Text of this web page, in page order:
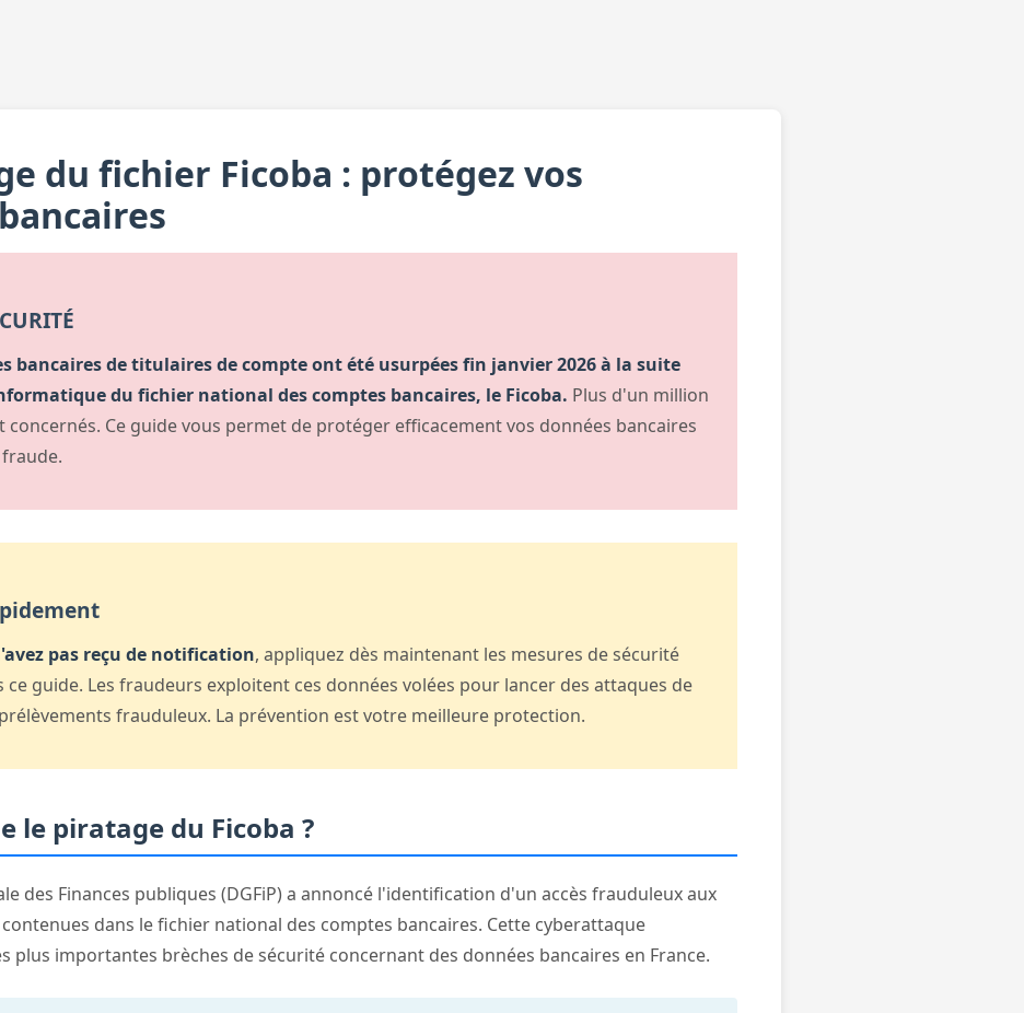
du fichier Ficoba : protégez vos
bancaires de titulaires de compte ont été usurpées fin janvier 2026 à la suite
du fichier national des comptes bancaires, le Ficoba. Plus d'un million
concernés. Ce guide vous permet de protéger efficacement vos données bancaires
pas reçu de notification, appliquez dès maintenant les mesures de sécurité
ce guide. Les fraudeurs exploitent ces données volées pour lancer des attaques de
frauduleux. La prévention est votre meilleure protection.
le piratage du Ficoba ?
des Finances publiques (DGFiP) a annoncé l'identification d'un accès frauduleux aux
dans le fichier national des comptes bancaires. Cette cyberattaque
plus importantes brèches de sécurité concernant des données bancaires en France.